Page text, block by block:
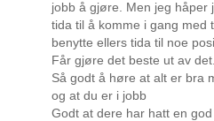
jobb å gjøre. Men jeg håper
tida til å komme i gang med
benytte ellers tida til noe
Får gjøre det beste ut av det.
Så godt å høre at alt er bra
og at du er i jobb
Godt at dere har hatt en god